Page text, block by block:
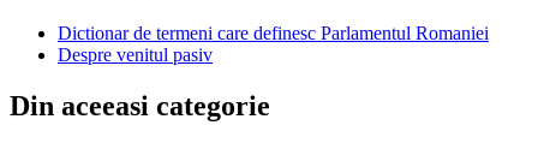
Dictionar de termeni care definesc Parlamentul Romaniei
Despre venitul pasiv
Din aceeasi categorie